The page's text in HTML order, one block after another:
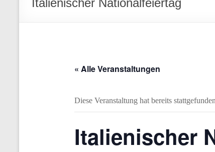
Italienischer Nationalfeiertag
« Alle Veranstaltungen
Diese Veranstaltung hat bereits
Italienischer